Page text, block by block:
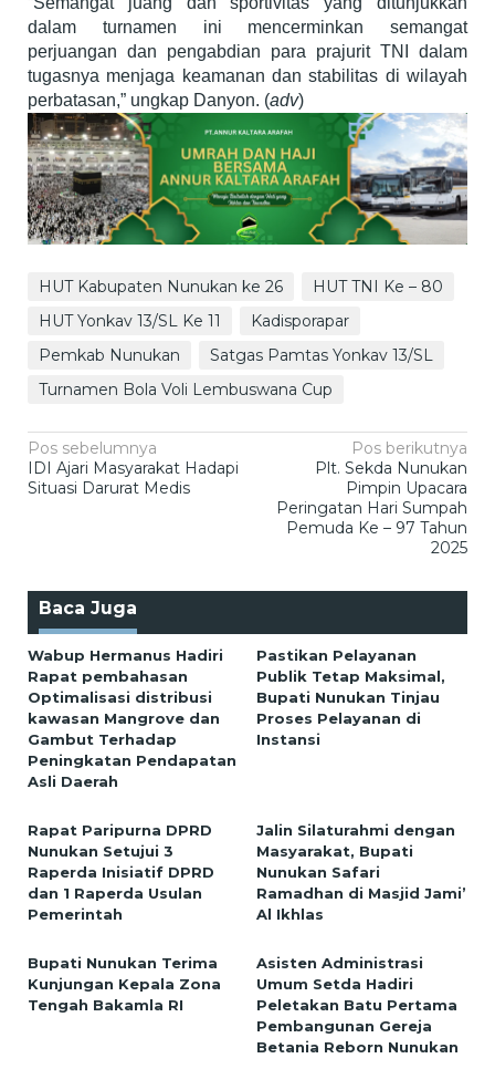
dalam turnamen ini mencerminkan semangat
perjuangan dan pengabdian para prajurit TNI dalam
tugasnya menjaga keamanan dan stabilitas di wilayah
perbatasan,” ungkap Danyon. (adv)
HUT Kabupaten Nunukan ke 26
HUT TNI Ke – 80
HUT Yonkav 13/SL Ke 11
Kadisporapar
Pemkab Nunukan
Satgas Pamtas Yonkav 13/SL
Turnamen Bola Voli Lembuswana Cup
Navigasi
pos
Pos sebelumnya
IDI Ajari Masyarakat Hadapi
Situasi Darurat Medis
Pos berikutnya
Plt. Sekda Nunukan
Pimpin Upacara
Peringatan Hari Sumpah
Pemuda Ke – 97 Tahun
2025
Baca Juga
Wabup Hermanus Hadiri
Rapat pembahasan
Optimalisasi distribusi
kawasan Mangrove dan
Gambut Terhadap
Peningkatan Pendapatan
Asli Daerah
Pastikan Pelayanan
Publik Tetap Maksimal,
Bupati Nunukan Tinjau
Proses Pelayanan di
Instansi
Rapat Paripurna DPRD
Nunukan Setujui 3
Raperda Inisiatif DPRD
dan 1 Raperda Usulan
Pemerintah
Jalin Silaturahmi dengan
Masyarakat, Bupati
Nunukan Safari
Ramadhan di Masjid Jami’
Al Ikhlas
Bupati Nunukan Terima
Kunjungan Kepala Zona
Tengah Bakamla RI
Asisten Administrasi
Umum Setda Hadiri
Peletakan Batu Pertama
Pembangunan Gereja
Betania Reborn Nunukan